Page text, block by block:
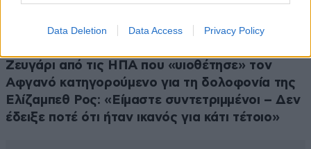
Data Deletion Data Access Privacy Policy
Ζευγάρι από τις ΗΠΑ που «υιοθέτησε» τον
Αφγανό κατηγορούμενο για τη δολοφονία της
Ελίζαμπεθ Ρος: «Είμαστε συντετριμμένοι – Δεν
έδειξε ποτέ ότι ήταν ικανός για κάτι τέτοιο»